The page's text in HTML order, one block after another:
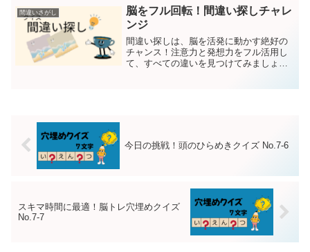
答は下部にあります。第一問目 第二問目
(adsbygo...
間違いさがし
脳をフル回転！間違い探しチャレ
ンジ
間違い探しは、脳を活発に動かす絶好の
チャンス！注意力と発想力をフル活用し
て、すべての違いを見つけてみましょ
今日の挑戦！頭のひらめきクイズ No.7-6
スキマ時間に最適！脳トレ穴埋めクイズ
No.7-7